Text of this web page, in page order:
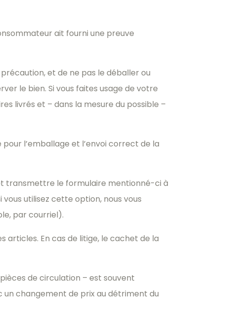
ait fourni une preuve
et de ne pas le déballer ou
le bien. Si vous faites usage de votre
livrés et – dans la mesure du possible –
l’emballage et l’envoi correct de la
transmettre le formulaire mentionné-ci à
vous utilisez cette option, nous vous
par courriel).
articles. En cas de litige, le cachet de la
de circulation – est souvent
un changement de prix au détriment du